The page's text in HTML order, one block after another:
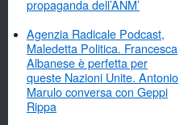
propaganda dell’ANM’
Agenzia Radicale Podcast,
Maledetta Politica. Francesca
Albanese è perfetta per
queste Nazioni Unite. Antonio
Marulo conversa con Geppi
Rippa